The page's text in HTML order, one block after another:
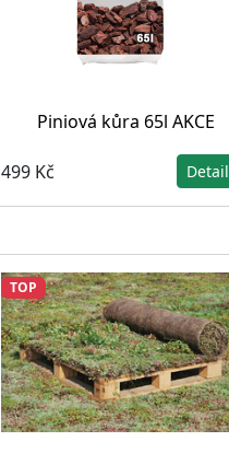
Piniová kůra 65l AKCE
499 Kč Detail
TOP